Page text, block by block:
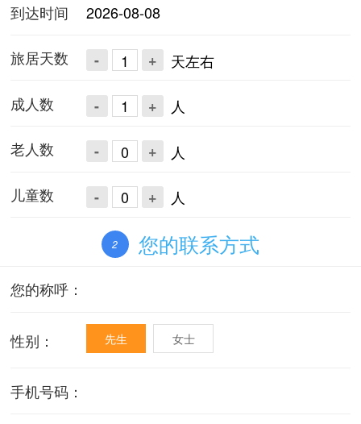
到达时间 2026-08-08
旅居天数 - + 天左右
成人数 - + 人
老人数 - + 人
儿童数 - + 人
2 您的联系方式
您的称呼：
性别： 先生 女士
手机号码：